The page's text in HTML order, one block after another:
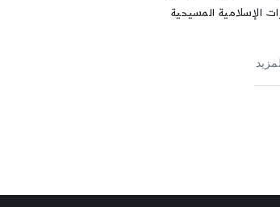
الإسلامية المسيحية